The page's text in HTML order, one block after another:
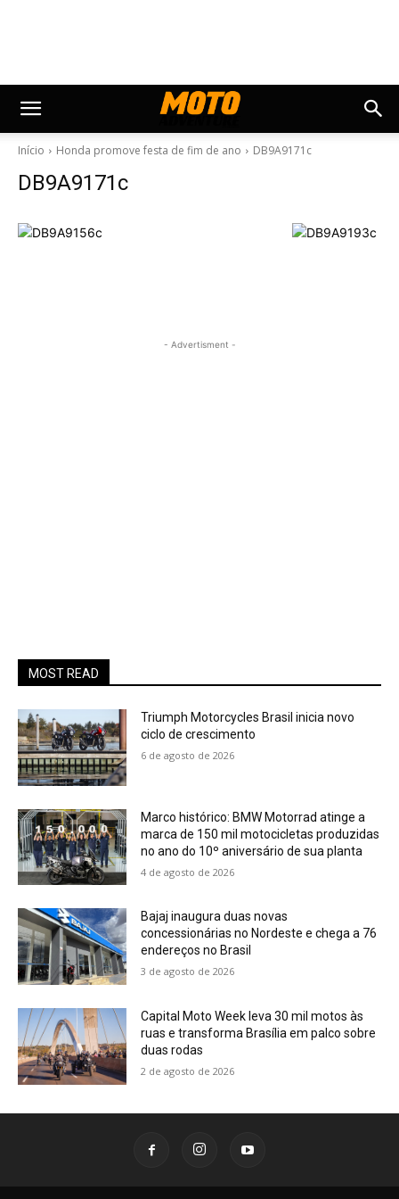
Início Honda promove festa de fim de ano DB9A9171c
DB9A9171c
- Advertisment -
MOST READ
Triumph Motorcycles Brasil inicia novo
ciclo de crescimento
6 de agosto de 2026
Marco histórico: BMW Motorrad atinge a
marca de 150 mil motocicletas produzidas
no ano do 10º aniversário de sua planta
4 de agosto de 2026
Bajaj inaugura duas novas
concessionárias no Nordeste e chega a 76
endereços no Brasil
3 de agosto de 2026
Capital Moto Week leva 30 mil motos às
ruas e transforma Brasília em palco sobre
duas rodas
2 de agosto de 2026